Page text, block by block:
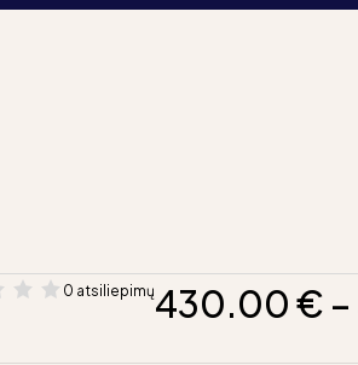
0 atsiliepimų430.00€ –